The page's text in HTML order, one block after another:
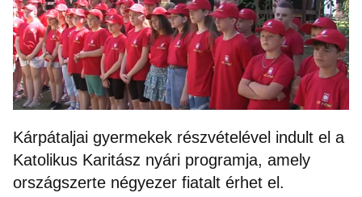
Kárpátaljai gyermekek részvételével indult el a
Katolikus Karitász nyári programja, amely
országszerte négyezer fiatalt érhet el.